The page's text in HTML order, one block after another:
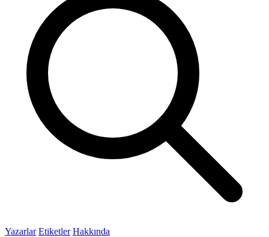
Yazarlar Etiketler Hakkında